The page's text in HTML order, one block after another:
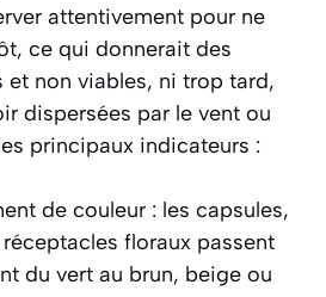
attentivement pour ne
ce qui donnerait des
et non viables, ni trop tard,
dispersées par le vent ou
principaux indicateurs :
de couleur : les capsules,
floraux passent
du vert au brun, beige ou